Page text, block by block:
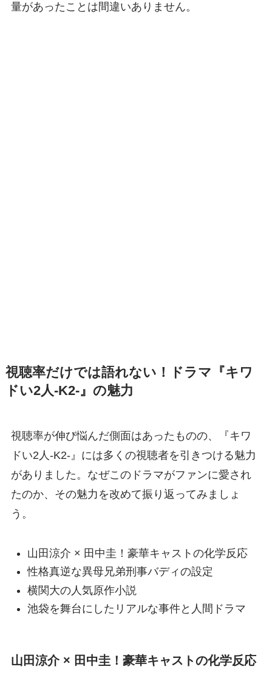
量があったことは間違いありません。
視聴率だけでは語れない！ドラマ『キワ
ドい2人-K2-』の魅力
視聴率が伸び悩んだ側面はあったものの、『キワ
ドい2人-K2-』には多くの視聴者を引きつける魅力
がありました。なぜこのドラマがファンに愛され
たのか、その魅力を改めて振り返ってみましょ
う。
山田涼介 × 田中圭！豪華キャストの化学反応
性格真逆な異母兄弟刑事バディの設定
横関大の人気原作小説
池袋を舞台にしたリアルな事件と人間ドラマ
山田涼介 × 田中圭！豪華キャストの化学反応